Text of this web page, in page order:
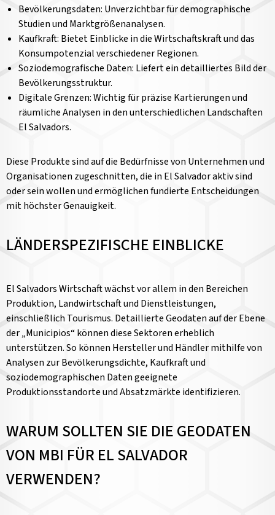
Bevölkerungsdaten: Unverzichtbar für demographische
Studien und Marktgrößenanalysen.
Kaufkraft: Bietet Einblicke in die Wirtschaftskraft und das
Konsumpotenzial verschiedener Regionen.
Soziodemografische Daten: Liefert ein detailliertes Bild der
Bevölkerungsstruktur.
Digitale Grenzen: Wichtig für präzise Kartierungen und
räumliche Analysen in den unterschiedlichen Landschaften
El Salvadors.
Diese Produkte sind auf die Bedürfnisse von Unternehmen und
Organisationen zugeschnitten, die in El Salvador aktiv sind
oder sein wollen und ermöglichen fundierte Entscheidungen
mit höchster Genauigkeit.
LÄNDERSPEZIFISCHE EINBLICKE
El Salvadors Wirtschaft wächst vor allem in den Bereichen
Produktion, Landwirtschaft und Dienstleistungen,
einschließlich Tourismus. Detaillierte Geodaten auf der Ebene
der „Municipios“ können diese Sektoren erheblich
unterstützen. So können Hersteller und Händler mithilfe von
Analysen zur Bevölkerungsdichte, Kaufkraft und
soziodemographischen Daten geeignete
Produktionsstandorte und Absatzmärkte identifizieren.
WARUM SOLLTEN SIE DIE GEODATEN
VON MBI FÜR EL SALVADOR
VERWENDEN?